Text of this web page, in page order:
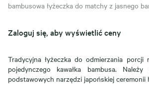
bambusowa łyżeczka do matchy z jasnego
Zaloguj się, aby wyświetlić ceny
Tradycyjna łyżeczka do odmierzania porcji
pojedynczego kawałka bambusa.
podstawowych narzędzi japońskiej ceremonii